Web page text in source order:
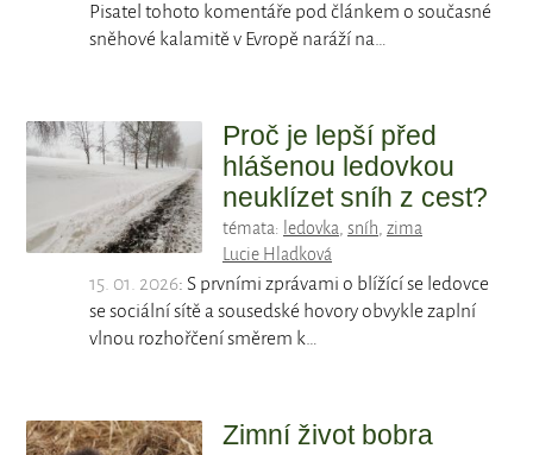
Pisatel tohoto komentáře pod článkem o současné
sněhové kalamitě v Evropě naráží na…
Proč je lepší před
hlášenou ledovkou
neuklízet sníh z cest?
témata: ledovka, sníh, zima
Lucie Hladková
15. 01. 2026: S prvními zprávami o blížící se ledovce
se sociální sítě a sousedské hovory obvykle zaplní
vlnou rozhořčení směrem k…
Zimní život bobra